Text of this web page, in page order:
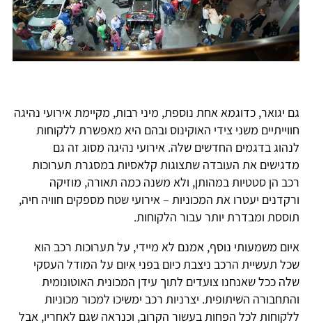
גם יגואר, כדוגמא אחת נוספת, מיני רבות, מקיימת אירועי נהיגה
חווייתיים משני צידי האוקינוס ובהם היא מאפשרת ללקוחות
לנהוג בדגמים החדשים שלה. אירועי נהיגה מסוג זה גם
מדגישים את העובדה שתצוגות קלאסיות במסגרת תערוכות
רכב הן סטטיות במהותן, ולא משנה כמה תאורה, מוזיקה
ורקדנים יעטרו את המכוניות – אירועי שטח מספקים חוויה חיה,
תוססת ומבדרת יותר עבור הלקוחות.
איום משמעותי נוסף, אמנם לא מיידי, על תערוכות רכב הוא
שכל תעשיית הרכב ניצבת כיום בפני איום על המודל העסקי
שלה ככל שאנחנו צועדים לתוך עידן המכונית האוטונומית
והתחבורה השיתופית. יצרניות רכב ימשיכו למכור מכוניות
ללקוחות לכל הפחות בעשור הקרוב, וכנראה שגם לאחריו, אבל